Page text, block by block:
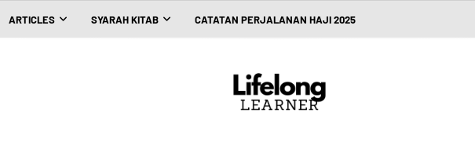
ARTICLES SYARAH KITAB CATATAN PERJALANAN HAJI 2025